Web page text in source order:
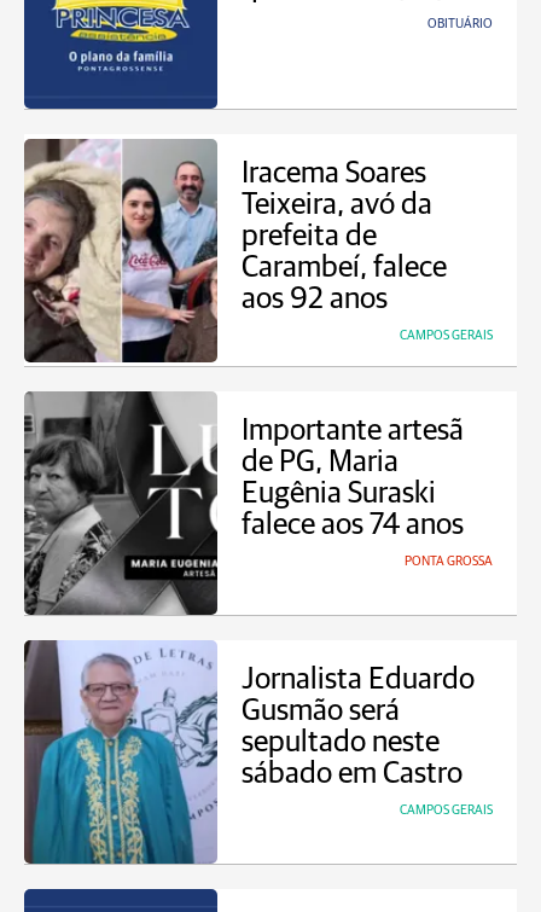
OBITUÁRIO
Iracema Soares
Teixeira, avó da
prefeita de
Carambeí, falece
aos 92 anos
CAMPOS GERAIS
Importante artesã
de PG, Maria
Eugênia Suraski
falece aos 74 anos
PONTA GROSSA
Jornalista Eduardo
Gusmão será
sepultado neste
sábado em Castro
CAMPOS GERAIS